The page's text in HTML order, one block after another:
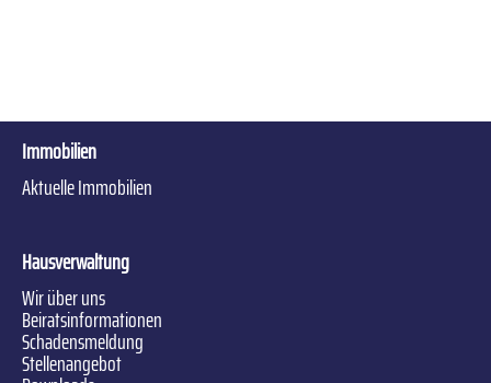
Immobilien
Aktuelle Immobilien
Hausverwaltung
Wir über uns
Beiratsinformationen
Schadensmeldung
Stellenangebot